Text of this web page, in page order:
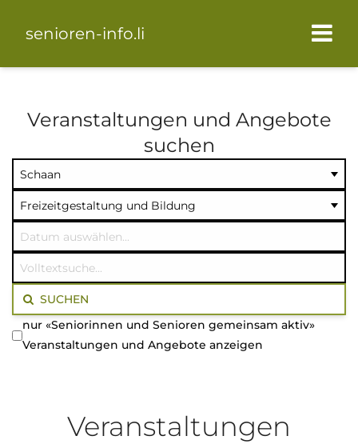
senioren-info.li
Veranstaltungen und Angebote
suchen
auswählen
auswählen
auswählen
Volltextsuche
SUCHEN
nur «Seniorinnen und Senioren gemeinsam aktiv»
Veranstaltungen und Angebote anzeigen
Veranstaltungen